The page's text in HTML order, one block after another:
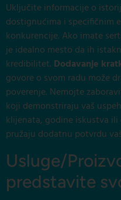
Uključite informacije o
dostignućima i specifičnim
konkurencije. Ako imate
je idealno mesto da ih
kredibilitet. Dodavanje
govore o svom radu može
poverenje. Nemojte
koji demonstriraju vaš
klijenata, godine iskustva
pružaju dodatnu potvrdu
Usluge/
predstavite